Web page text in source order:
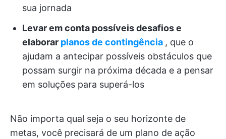
sua jornada
Levar em conta possíveis desafios e
elaborar planos de contingência , que o
ajudam a antecipar possíveis obstáculos que
possam surgir na próxima década e a pensar
em soluções para superá-los
Não importa qual seja o seu horizonte de
metas, você precisará de um plano de ação